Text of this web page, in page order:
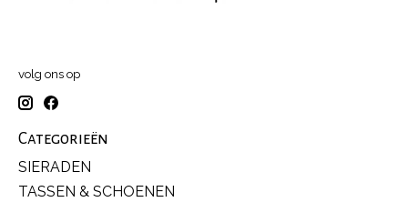
volg ons op
Categorieën
SIERADEN
TASSEN & SCHOENEN